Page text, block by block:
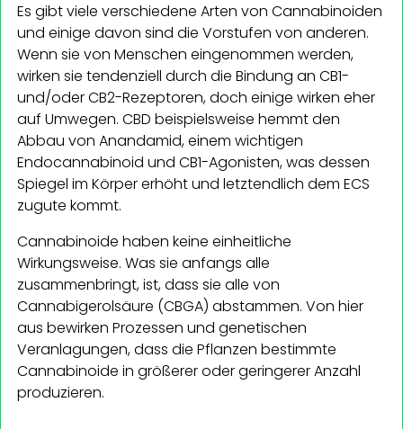
Es gibt viele verschiedene Arten von Cannabinoiden
und einige davon sind die Vorstufen von anderen.
Wenn sie von Menschen eingenommen werden,
wirken sie tendenziell durch die Bindung an CB1-
und/oder CB2-Rezeptoren, doch einige wirken eher
auf Umwegen. CBD beispielsweise hemmt den
Abbau von Anandamid, einem wichtigen
Endocannabinoid und CB1-Agonisten, was dessen
Spiegel im Körper erhöht und letztendlich dem ECS
zugute kommt.
Cannabinoide haben keine einheitliche
Wirkungsweise. Was sie anfangs alle
zusammenbringt, ist, dass sie alle von
Cannabigerolsäure (CBGA) abstammen. Von hier
aus bewirken Prozessen und genetischen
Veranlagungen, dass die Pflanzen bestimmte
Cannabinoide in größerer oder geringerer Anzahl
produzieren.